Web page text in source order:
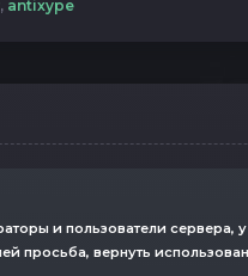
, antixype
и пользователи сервера,
просьба, вернуть